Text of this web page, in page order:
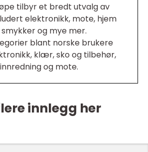
tilbyr et bredt utvalg av
elektronikk, mote, hjem
og mye mer.
blant norske brukere
klær, sko og tilbehør,
og mote.
innlegg her